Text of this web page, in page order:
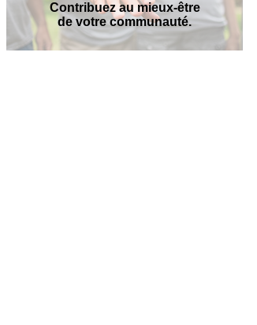
Contribuez au mieux-être
de votre communauté.